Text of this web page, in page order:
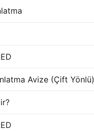
Avize (Çift Yönlü)